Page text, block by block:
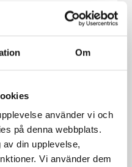
Om
använder vi och
på denna webbplats.
din upplevelse,
Vi använder dem
Cirkelsågklinga trä 160
Till batterisågar